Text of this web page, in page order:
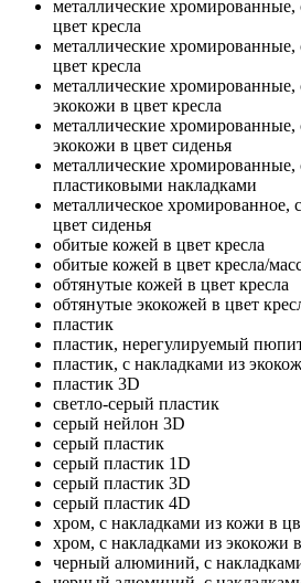
металлические
цвет кресла
металлические хромированные,
цвет кресла
металлические хромированные,
экокожи в цвет кресла
металлические хромированные,
экокожи в цвет сиденья
металлические
пластиковыми накладками
металлическое хромированное,
цвет сиденья
обитые кожей в цвет кресла
обитые кожей в цвет кресла/
обтянутые кожей в цвет кресла
обтянутые экокожей в цвет
пластик
пластик, нерегулируемый
пластик, с накладками из
пластик 3D
светло-серый пластик
серый нейлон 3D
серый пластик
серый пластик 1D
серый пластик 3D
серый пластик 4D
хром, с накладками из кожи в
хром, с накладками из экокожи
черный алюминий, с